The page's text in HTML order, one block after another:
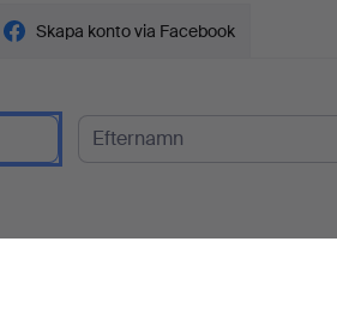
Skapa konto via Facebook